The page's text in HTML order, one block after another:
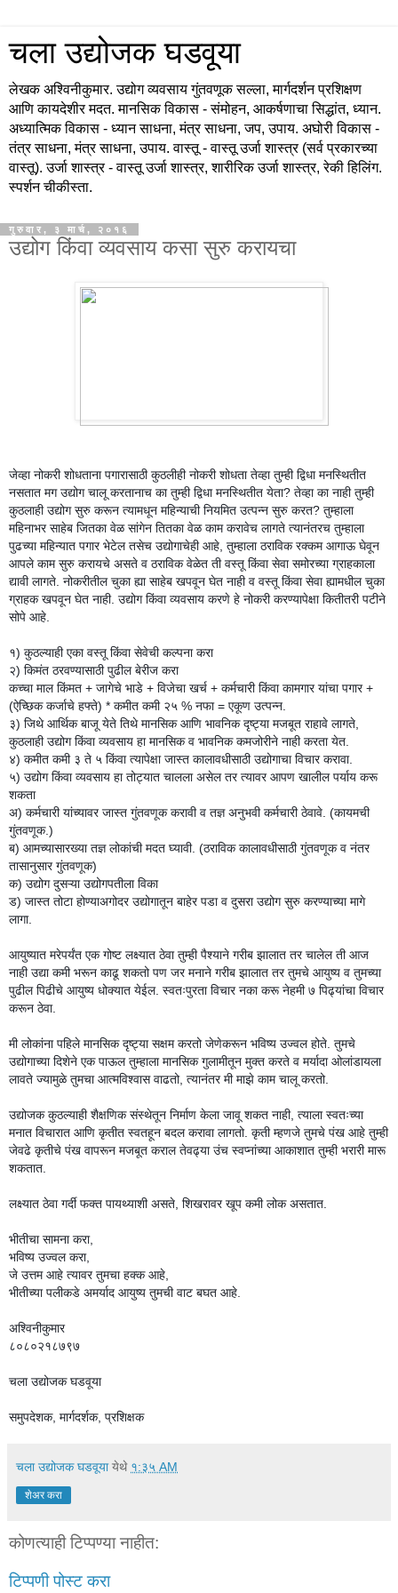
चला उद्योजक घडवूया
लेखक अश्विनीकुमार. उद्योग व्यवसाय गुंतवणूक सल्ला, मार्गदर्शन प्रशिक्षण
आणि कायदेशीर मदत. मानसिक विकास - संमोहन, आकर्षणाचा सिद्धांत, ध्यान.
अध्यात्मिक विकास - ध्यान साधना, मंत्र साधना, जप, उपाय. अघोरी विकास -
तंत्र साधना, मंत्र साधना, उपाय. वास्तू - वास्तू उर्जा शास्त्र (सर्व प्रकारच्या
वास्तू). उर्जा शास्त्र - वास्तू उर्जा शास्त्र, शारीरिक उर्जा शास्त्र, रेकी हिलिंग.
स्पर्शन चीकीस्ता.
गुरुवार, ३ मार्च, २०१६
उद्योग किंवा व्यवसाय कसा सुरु करायचा
जेव्हा नोकरी शोधताना पगारासाठी कुठलीही नोकरी शोधता तेव्हा तुम्ही द्विधा मनस्थितीत
नसतात मग उद्योग चालू करतानाच का तुम्ही द्विधा मनस्थितीत येता? तेव्हा का नाही तुम्ही
कुठलाही उद्योग सुरु करून त्यामधून महिन्याची नियमित उत्पन्न सुरु करत? तुम्हाला
महिनाभर साहेब जितका वेळ सांगेन तितका वेळ काम करावेच लागते त्यानंतरच तुम्हाला
पुढच्या महिन्यात पगार भेटेल तसेच उद्योगाचेही आहे, तुम्हाला ठराविक रक्कम आगाऊ घेवून
आपले काम सुरु करायचे असते व ठराविक वेळेत ती वस्तू किंवा सेवा समोरच्या ग्राहकाला
द्यावी लागते. नोकरीतील चुका ह्या साहेब खपवून घेत नाही व वस्तू किंवा सेवा ह्यामधील चुका
ग्राहक खपवून घेत नाही. उद्योग किंवा व्यवसाय करणे हे नोकरी करण्यापेक्षा कितीतरी पटीने
सोपे आहे.
१) कुठल्याही एका वस्तू किंवा सेवेची कल्पना करा
२) किमंत ठरवण्यासाठी पुढील बेरीज करा
कच्चा माल किंमत + जागेचे भाडे + विजेचा खर्च + कर्मचारी किंवा कामगार यांचा पगार +
(ऐच्छिक कर्जाचे हफ्ते) * कमीत कमी २५ % नफा = एकूण उत्पन्न.
३) जिथे आर्थिक बाजू येते तिथे मानसिक आणि भावनिक दृष्ट्या मजबूत राहावे लागते,
कुठलाही उद्योग किंवा व्यवसाय हा मानसिक व भावनिक कमजोरीने नाही करता येत.
४) कमीत कमी ३ ते ५ किंवा त्यापेक्षा जास्त कालावधीसाठी उद्योगाचा विचार करावा.
५) उद्योग किंवा व्यवसाय हा तोट्यात चालला असेल तर त्यावर आपण खालील पर्याय करू
शकता
अ) कर्मचारी यांच्यावर जास्त गुंतवणूक करावी व तज्ञ अनुभवी कर्मचारी ठेवावे. (कायमची
गुंतवणूक.)
ब) आमच्यासारख्या तज्ञ लोकांची मदत घ्यावी. (ठराविक कालावधीसाठी गुंतवणूक व नंतर
तासानुसार गुंतवणूक)
क) उद्योग दुसऱ्या उद्योगपतीला विका
ड) जास्त तोटा होण्याअगोदर उद्योगातून बाहेर पडा व दुसरा उद्योग सुरु करण्याच्या मागे
लागा.
आयुष्यात मरेपर्यंत एक गोष्ट लक्ष्यात ठेवा तुम्ही पैश्याने गरीब झालात तर चालेल ती आज
नाही उद्या कमी भरून काढू शकतो पण जर मनाने गरीब झालात तर तुमचे आयुष्य व तुमच्या
पुढील पिढीचे आयुष्य धोक्यात येईल. स्वतःपुरता विचार नका करू नेहमी ७ पिढ्यांचा विचार
करून ठेवा.
मी लोकांना पहिले मानसिक दृष्ट्या सक्षम करतो जेणेकरून भविष्य उज्वल होते. तुमचे
उद्योगाच्या दिशेने एक पाऊल तुम्हाला मानसिक गुलामीतून मुक्त करते व मर्यादा ओलांडायला
लावते ज्यामुळे तुमचा आत्मविश्वास वाढतो, त्यानंतर मी माझे काम चालू करतो.
उद्योजक कुठल्याही शैक्षणिक संस्थेतून निर्माण केला जावू शकत नाही, त्याला स्वतःच्या
मनात विचारात आणि कृतीत स्वतहून बदल करावा लागतो. कृती म्हणजे तुमचे पंख आहे तुम्ही
जेवढे कृतीचे पंख वापरून मजबूत कराल तेवढ्या उंच स्वप्नांच्या आकाशात तुम्ही भरारी मारू
शकतात.
लक्ष्यात ठेवा गर्दी फक्त पायथ्याशी असते, शिखरावर खूप कमी लोक असतात.
भीतीचा सामना करा,
भविष्य उज्वल करा,
जे उत्तम आहे त्यावर तुमचा हक्क आहे,
भीतीच्या पलीकडे अमर्याद आयुष्य तुमची वाट बघत आहे.
अश्विनीकुमार
८०८०२१८७९७
चला उद्योजक घडवूया
समुपदेशक, मार्गदर्शक, प्रशिक्षक
चला उद्योजक घडवूया येथे १:३५ AM
शेअर करा
कोणत्याही टिप्पण्‍या नाहीत:
टिप्पणी पोस्ट करा